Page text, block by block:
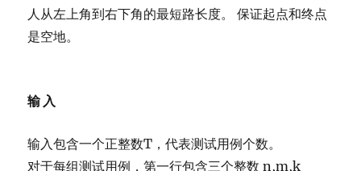
人从左上角到右下角的最短路长度。 保证起点和终点
是空地。
输入
输入包含一个正整数T，代表测试用例个数。
对于每组测试用例，第一行包含三个整数 n,m,k